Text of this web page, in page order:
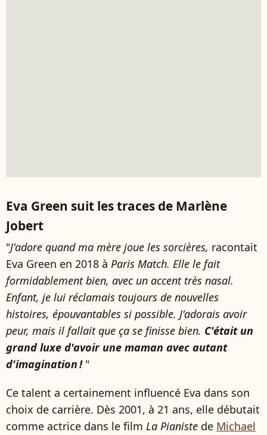
Eva Green suit les traces de Marlène
Jobert
"J'adore quand ma mère joue les sorcières, racontait
Eva Green en 2018 à Paris Match. Elle le fait
formidablement bien, avec un accent très nasal.
Enfant, je lui réclamais toujours de nouvelles
histoires, épouvantables si possible. J'adorais avoir
peur, mais il fallait que ça se finisse bien. C'était un
grand luxe d'avoir une maman avec autant
d'imagination ! "
Ce talent a certainement influencé Eva dans son
choix de carrière. Dès 2001, à 21 ans, elle débutait
comme actrice dans le film La Pianiste de Michael